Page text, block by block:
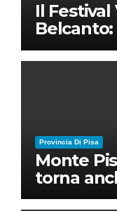
Il
28 luglio
Ruben
Provincia Di Pisa
Monte
torna